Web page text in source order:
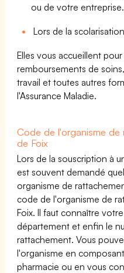
ou de votre entreprise.
Lors de la
Elles vous accueillent
remboursements de
travail et toutes autres
l'Assurance Maladie.
Code de l'organisme de
de Foix
Lors de la souscription à
est souvent demandé
organisme de
code de l'organisme de
Foix. Il faut connaître
département et enfin le
rattachement. Vous
l'organisme en
pharmacie ou en vous